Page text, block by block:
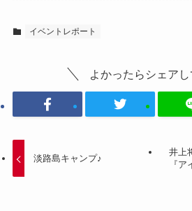
イベントレポート
よかったらシェアし
淡路島キャンプ♪
井上
『ア